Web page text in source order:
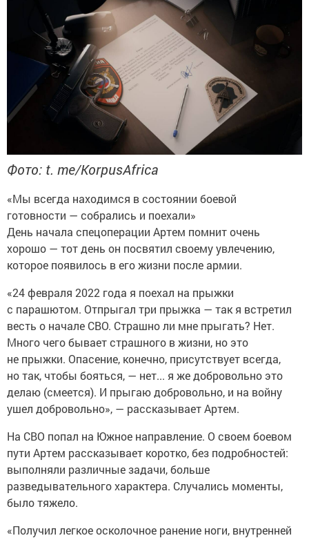
Фото: t. me/KorpusAfrica
«Мы всегда находимся в состоянии боевой
готовности — собрались и поехали»
День начала спецоперации Артем помнит очень
хорошо — тот день он посвятил своему увлечению,
которое появилось в его жизни после армии.
«24 февраля 2022 года я поехал на прыжки
с парашютом. Отпрыгал три прыжка — так я встретил
весть о начале СВО. Страшно ли мне прыгать? Нет.
Много чего бывает страшного в жизни, но это
не прыжки. Опасение, конечно, присутствует всегда,
но так, чтобы бояться, — нет... я же добровольно это
делаю (смеется). И прыгаю добровольно, и на войну
ушел добровольно», — рассказывает Артем.
На СВО попал на Южное направление. О своем боевом
пути Артем рассказывает коротко, без подробностей:
выполняли различные задачи, больше
разведывательного характера. Случались моменты,
было тяжело.
«Получил легкое осколочное ранение ноги, внутренней